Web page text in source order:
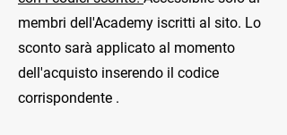
membri dell'Academy iscritti al sito. Lo
sconto sarà applicato al momento
dell'acquisto inserendo il codice
corrispondente .